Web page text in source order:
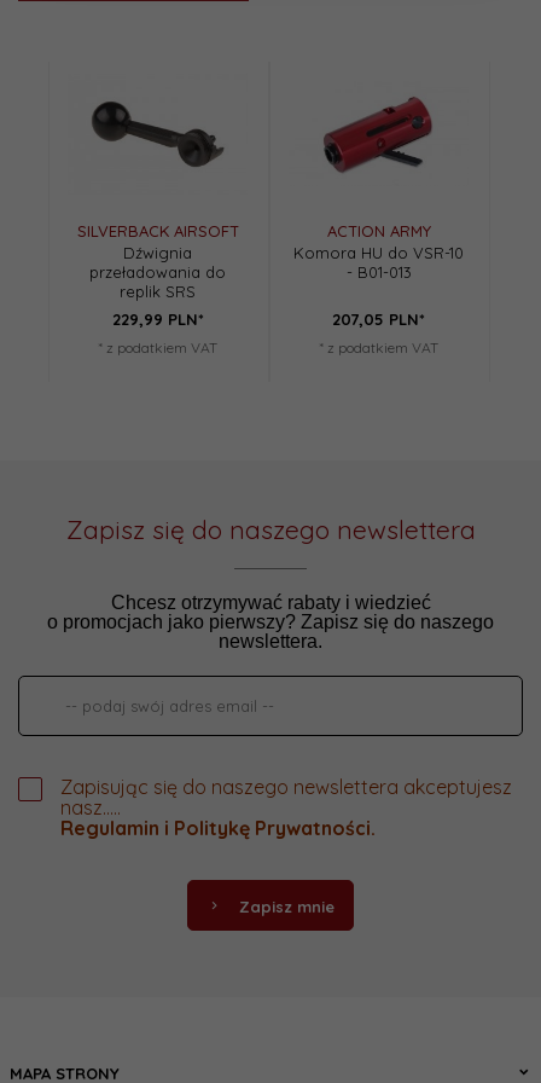
SILVERBACK AIRSOFT
Dźwignia
przeładowania do
replik SRS
229,99 PLN*
* z podatkiem VAT
ACTION ARMY
Komora HU do VSR-10
- B01-013
207,05 PLN*
* z podatkiem VAT
Zapisz się do naszego newslettera
Chcesz otrzymywać rabaty i wiedzieć
o promocjach jako pierwszy? Zapisz się do naszego
newslettera.
Zapisując się do naszego newslettera akceptujesz
nasz.....
Regulamin i Politykę Prywatności.
Zapisz mnie
MAPA STRONY